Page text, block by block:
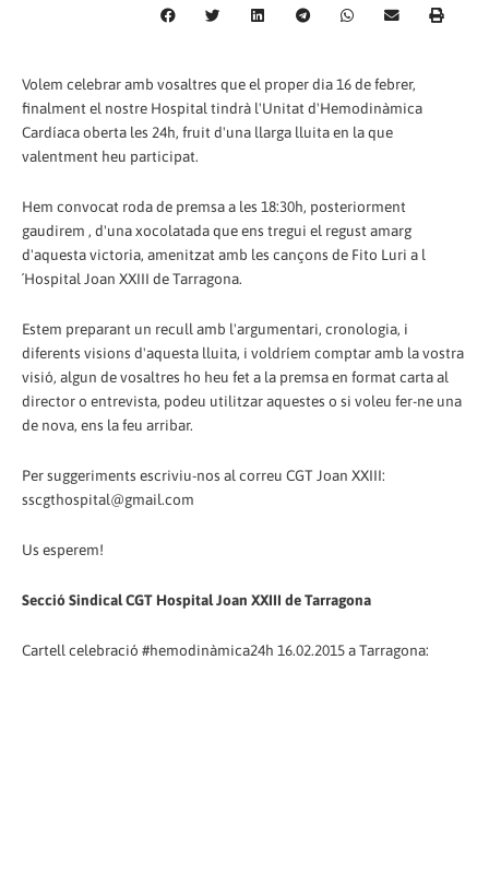
Volem celebrar amb vosaltres que el proper dia 16 de febrer,
finalment el nostre Hospital tindrà l'Unitat d'Hemodinàmica
Cardíaca oberta les 24h, fruit d'una llarga lluita en la que
valentment heu participat.
Hem convocat roda de premsa a les 18:30h, posteriorment
gaudirem , d'una xocolatada que ens tregui el regust amarg
d'aquesta victoria, amenitzat amb les cançons de Fito Luri a l
´Hospital Joan XXIII de Tarragona.
Estem preparant un recull amb l'argumentari, cronologia, i
diferents visions d'aquesta lluita, i voldríem comptar amb la vostra
visió, algun de vosaltres ho heu fet a la premsa en format carta al
director o entrevista, podeu utilitzar aquestes o si voleu fer-ne una
de nova, ens la feu arribar.
Per suggeriments escriviu-nos al correu CGT Joan XXIII:
sscgthospital@gmail.com
Us esperem!
Secció Sindical CGT Hospital Joan XXIII de Tarragona
Cartell celebració #hemodinàmica24h 16.02.2015 a Tarragona: